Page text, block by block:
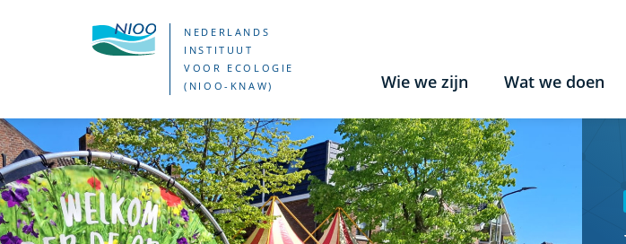
inhoud
gaan
NEDERLANDS
INSTITUUT
VOOR ECOLOGIE
(NIOO-KNAW)
Wie we zijn Wat we doen
Krioelende
kinderen